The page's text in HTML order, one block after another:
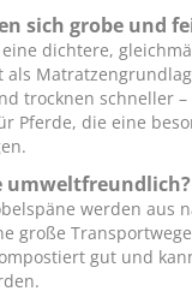
sich grobe und
dichtere,
trocknen schneller –
Pferde, die eine
umweltfreundlich?
werden aus
große
gut und